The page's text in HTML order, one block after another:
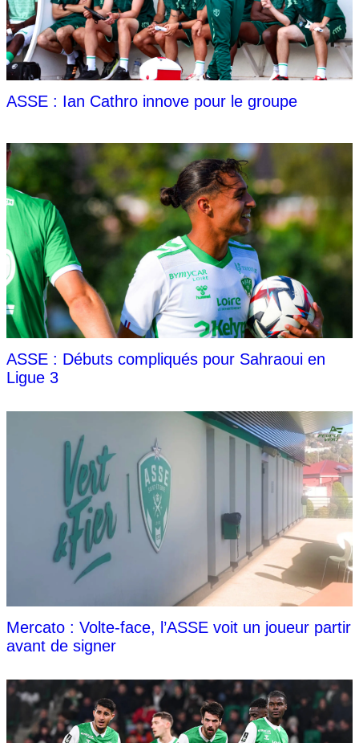
ASSE : Ian Cathro innove pour le groupe
ASSE : Débuts compliqués pour Sahraoui en
Ligue 3
Mercato : Volte-face, l’ASSE voit un joueur partir
avant de signer